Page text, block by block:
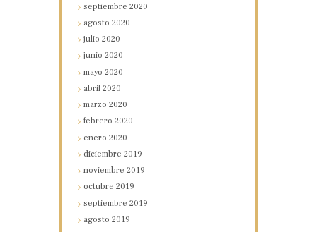
septiembre2020
agosto2020
julio2020
junio2020
mayo2020
abril2020
marzo2020
febrero2020
enero2020
diciembre2019
noviembre2019
octubre2019
septiembre2019
agosto2019